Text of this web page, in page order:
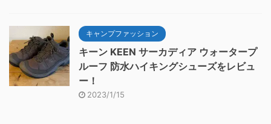
キャンプファッション
キーン KEEN サーカディア ウォータープ
ルーフ 防水ハイキングシューズをレビュ
ー！
2023/1/15